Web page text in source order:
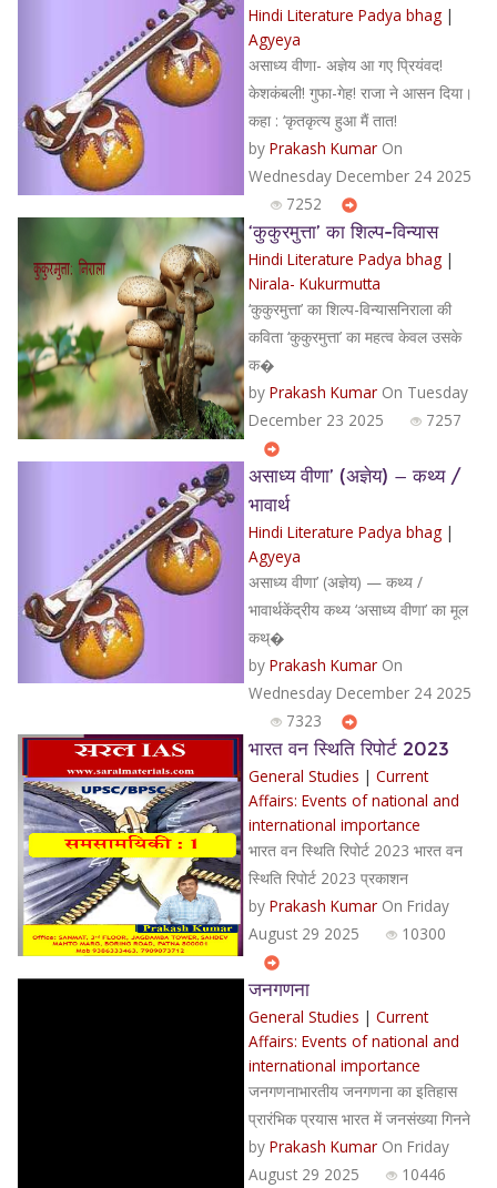
Hindi Literature Padya bhag|
Agyeya
असाध्य वीणा- अज्ञेय आ गए प्रियंवद!
केशकंबली! गुफा-गेह! राजा ने आसन दिया।
कहा : ‘कृतकृत्य हुआ मैं तात!
by Prakash KumarOn
Wednesday December 24 2025
7252
‘कुकुरमुत्ता’ का शिल्प-विन्यास
Hindi Literature Padya bhag|
Nirala- Kukurmutta
‘कुकुरमुत्ता’ का शिल्प-विन्यासनिराला की
कविता ‘कुकुरमुत्ता’ का महत्व केवल उसके
क�
by Prakash KumarOn Tuesday
December 23 2025
7257
असाध्य वीणा’ (अज्ञेय) — कथ्य /
भावार्थ
Hindi Literature Padya bhag|
Agyeya
असाध्य वीणा’ (अज्ञेय) — कथ्य /
भावार्थकेंद्रीय कथ्य ‘असाध्य वीणा’ का मूल
कथ्�
by Prakash KumarOn
Wednesday December 24 2025
7323
भारत वन स्थिति रिपोर्ट 2023
General Studies | Current
Affairs: Events of national and
international importance
भारत वन स्थिति रिपोर्ट 2023 भारत वन
स्थिति रिपोर्ट 2023 प्रकाशन
by Prakash KumarOn Friday
August 29 2025
10300
जनगणना
General Studies | Current
Affairs: Events of national and
international importance
जनगणनाभारतीय जनगणना का इतिहास
प्रारंभिक प्रयास भारत में जनसंख्या गिनने
by Prakash KumarOn Friday
August 29 2025
10446